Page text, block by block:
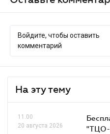
Войдите, чтобы оставить
комментарий
На эту тему
11.00
20 августа 2026
"ТЦО-